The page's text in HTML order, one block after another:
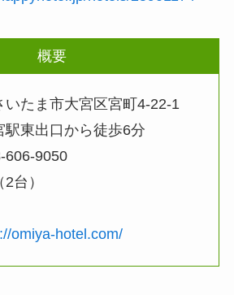
概要
いたま市大宮区宮町4-22-1
駅東出口から徒歩6分
606-9050
台）
omiya-hotel.com/